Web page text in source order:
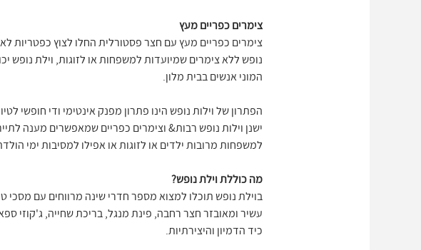
וילת נופש צוברת תאוצה והופכת פתרון יעיל ואטרקטיבי יותר,
כפרית וקסומה.
נופש ללא צימרים שמיועדות למשפחות או לזוגות, וילת נופש
המוני אנשים בבית מלון.
הפתרון של וילות נופש הינו פתרון מפנק אינטימי ודי חופשי
ישנן וילות נופש רבות& וצימרים כפריים שמאפשרים מענה
למשפחות מרובות ילדים או לזוגות או אפילו למסיבות ימי